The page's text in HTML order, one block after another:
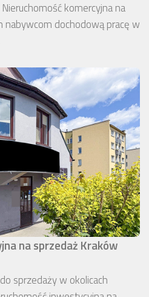
komercyjna na
dochodową pracę w
na sprzedaż Kraków
sprzedaży w okolicach